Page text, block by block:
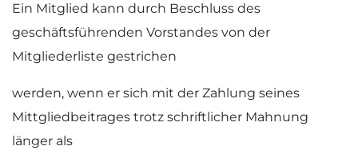
Ein Mitglied kann durch Beschluss des
geschäftsführenden Vorstandes von der
Mitgliederliste gestrichen
werden, wenn er sich mit der Zahlung seines
Mittgliedbeitrages trotz schriftlicher Mahnung
länger als